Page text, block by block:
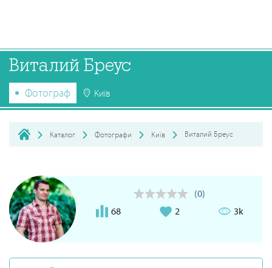
Виталий Бреус
Фотограф Київ
Каталог Фотографи Київ Виталий Бреус
(0)
68
2 3k